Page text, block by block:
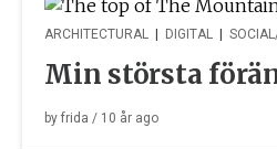
ARCHITECTURAL | DIGITAL |
Min största
by frida / 10 år ago